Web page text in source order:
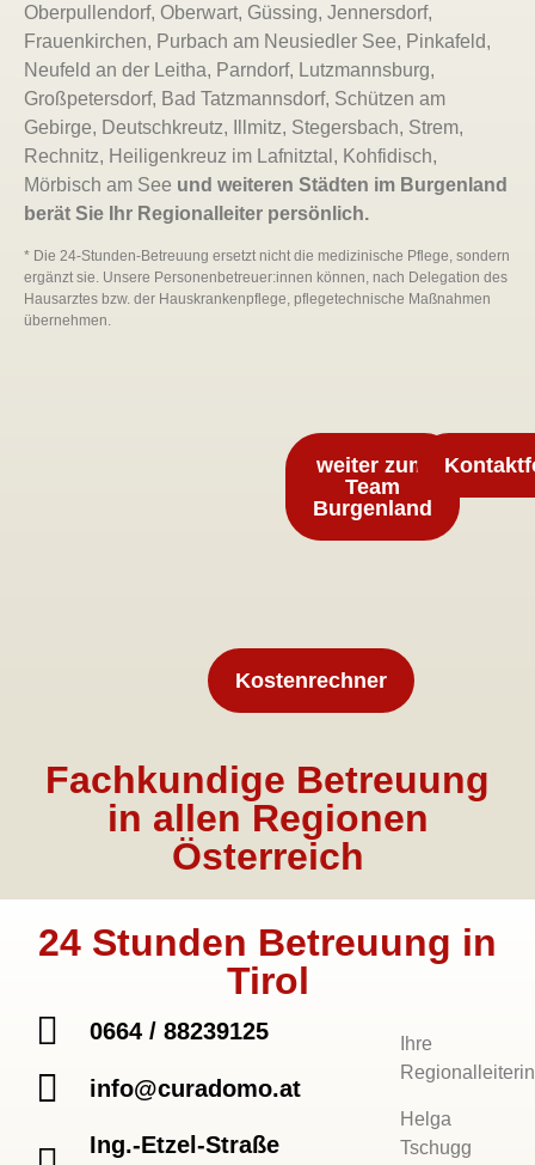
Oberpullendorf, Oberwart, Güssing, Jennersdorf,
Frauenkirchen, Purbach am Neusiedler See, Pinkafeld,
Neufeld an der Leitha, Parndorf, Lutzmannsburg,
Großpetersdorf, Bad Tatzmannsdorf, Schützen am
Gebirge, Deutschkreutz, Illmitz, Stegersbach, Strem,
Rechnitz, Heiligenkreuz im Lafnitztal, Kohfidisch,
Mörbisch am See und weiteren Städten im Burgenland
berät Sie Ihr Regionalleiter persönlich.
* Die 24-Stunden-Betreuung ersetzt nicht die medizinische Pflege, sondern
ergänzt sie. Unsere Personenbetreuer:innen können, nach Delegation des
Hausarztes bzw. der Hauskrankenpflege, pflegetechnische Maßnahmen
übernehmen.
Kostenrechner
weiter zum
Team
Burgenland
Fachkundige Betreuung
in allen Regionen
Österreich
24 Stunden Betreuung in
Tirol
0664 / 88239125
info@curadomo.at
Ing.-Etzel-Straße
Ihre
Regionalleiterin
Helga
Tschugg